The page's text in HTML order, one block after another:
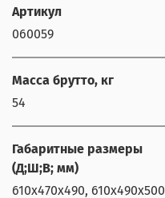
Артикул
060059
Масса брутто, кг
54
Габаритные размеры
(Д;Ш;В; мм)
610х470х490, 610х490х500